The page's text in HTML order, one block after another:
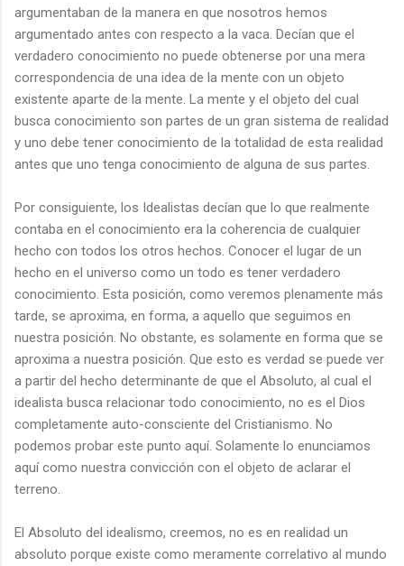
argumentaban de la manera en que nosotros hemos
argumentado antes con respecto a la vaca. Decían que el
verdadero conocimiento no puede obtenerse por una mera
correspondencia de una idea de la mente con un objeto
existente aparte de la mente. La mente y el objeto del cual
busca conocimiento son partes de un gran sistema de realidad
y uno debe tener conocimiento de la totalidad de esta realidad
antes que uno tenga conocimiento de alguna de sus partes.
Por consiguiente, los Idealistas decían que lo que realmente
contaba en el conocimiento era la coherencia de cualquier
hecho con todos los otros hechos. Conocer el lugar de un
hecho en el universo como un todo es tener verdadero
conocimiento. Esta posición, como veremos plenamente más
tarde, se aproxima, en forma, a aquello que seguimos en
nuestra posición. No obstante, es solamente en forma que se
aproxima a nuestra posición. Que esto es verdad se puede ver
a partir del hecho determinante de que el Absoluto, al cual el
idealista busca relacionar todo conocimiento, no es el Dios
completamente auto-consciente del Cristianismo. No
podemos probar este punto aquí. Solamente lo enunciamos
aquí como nuestra convicción con el objeto de aclarar el
terreno.
El Absoluto del idealismo, creemos, no es en realidad un
absoluto porque existe como meramente correlativo al mundo